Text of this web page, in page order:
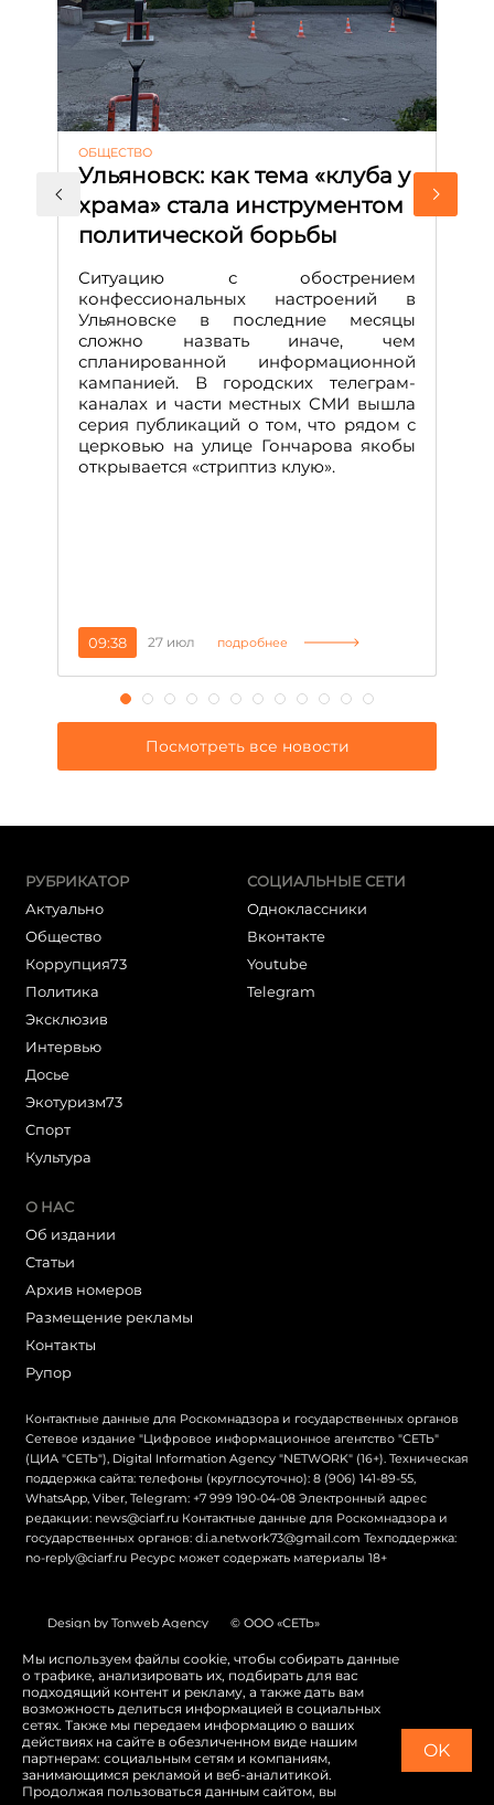
ОБЩЕСТВО
Ульяновск: как тема «клуба у
храма» стала инструментом
политической борьбы
Ситуацию с обострением
конфессиональных настроений в
Ульяновске в последние месяцы
сложно назвать иначе, чем
спланированной информационной
кампанией. В городских телеграм-
каналах и части местных СМИ вышла
серия публикаций о том, что рядом с
церковью на улице Гончарова якобы
открывается «стриптиз клую».
09:38 27 июл подробнее
Посмотреть все новости
РУБРИКАТОР
Актуально
Общество
Коррупция73
Политика
Эксклюзив
Интервью
Досье
Экотуризм73
Cпорт
Культура
СОЦИАЛЬНЫЕ СЕТИ
Одноклассники
Вконтакте
Youtube
Telegram
О НАС
Об издании
Статьи
Архив номеров
Размещение рекламы
Контакты
Рупор
Контактные данные для Роскомнадзора и государственных органов
Сетевое издание "Цифровое информационное агентство "СЕТЬ"
(ЦИА "СЕТЬ"), Digital Information Agency "NETWORK" (16+). Техническая
поддержка сайта: телефоны (круглосуточно): 8 (906) 141-89-55,
WhatsApp, Viber, Telegram: +7 999 190-04-08 Электронный адрес
редакции: news@ciarf.ru Контактные данные для Роскомнадзора и
государственных органов: d.i.a.network73@gmail.com Техподдержка:
no-reply@ciarf.ru Ресурс может содержать материалы 18+
Design by Tonweb Agency © ООО «СЕТЬ»
Политика конфиденциальности Карта сайта
Switch to English
Мы используем файлы cookie, чтобы собирать данные
о трафике, анализировать их, подбирать для вас
подходящий контент и рекламу, а также дать вам
возможность делиться информацией в социальных
сетях. Также мы передаем информацию о ваших
действиях на сайте в обезличенном виде нашим
партнерам: социальным сетям и компаниям,
занимающимся рекламой и веб-аналитикой.
Продолжая пользоваться данным сайтом, вы
OK